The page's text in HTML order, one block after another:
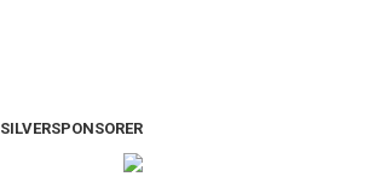
SILVERSPONSORER